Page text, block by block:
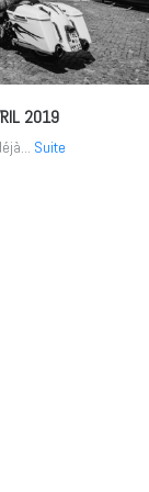
2019
Suite